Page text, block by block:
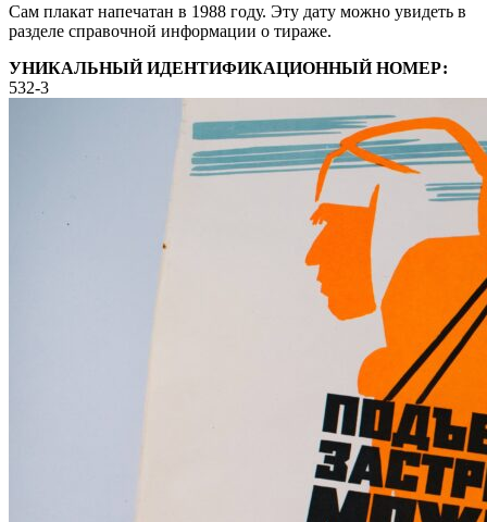
Сам плакат напечатан в 1988 году. Эту дату можно увидеть в
разделе справочной информации о тираже.
УНИКАЛЬНЫЙ ИДЕНТИФИКАЦИОННЫЙ НОМЕР:
532-3